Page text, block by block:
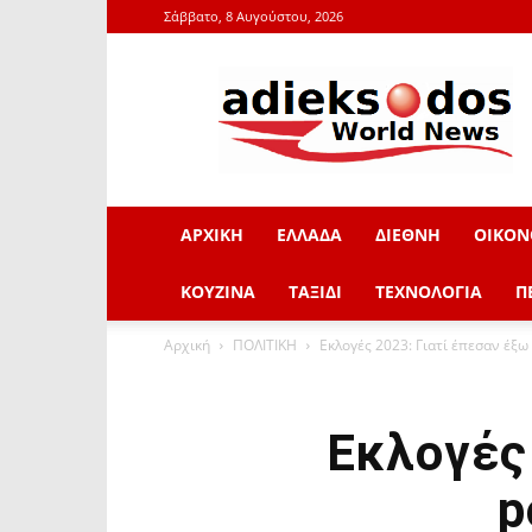
Σάββατο, 8 Αυγούστου, 2026
adieksodos.gr
ΑΡΧΙΚΗ ΕΛΛΑΔΑ ΔΙΕΘΝΗ
ΚΟΥΖΙΝΑ ΤΑΞΙΔΙ ΤΕΧΝΟΛΟΓΙΑ
Αρχική ΠΟΛΙΤΙΚΗ Εκλογές 2023: Γιατί έπεσαν